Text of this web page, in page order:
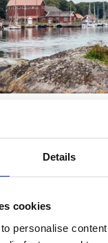
Details
cookies
personalise
Halvön bjuder på
bok- och